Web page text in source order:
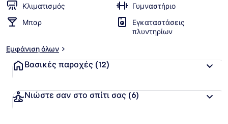
Κλιματισμός
Γυμναστήριο
Μπαρ
Εγκαταστάσεις
πλυντηρίων
Εμφάνιση όλων
Βασικές παροχές (12)
Νιώστε σαν στο σπίτι σας (6)